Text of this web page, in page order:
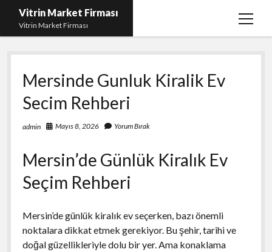
Vitrin Market Firması
Vitrin Market Firması
menüyü
En İyi Tumblr Takipçi Hilesi
iPhone için Instagram Gizli Hesap Görme
Liste
Reels Beğeni Yükleme Hilesi
Sayfa Listesi
Mersinde Gunluk Kiralik Ev
Secim Rehberi
admin Mayıs 8, 2026 Yorum Bırak
Mersin’de Günlük Kiralık Ev
Seçim Rehberi
Mersin’de günlük kiralık ev seçerken, bazı önemli
noktalara dikkat etmek gerekiyor. Bu şehir, tarihi ve
doğal güzellikleriyle dolu bir yer. Ama konaklama